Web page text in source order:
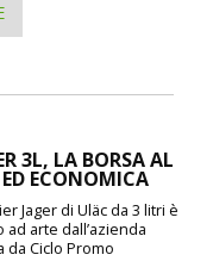
3L, LA BORSA AL
ECONOMICA
Jager di Uläc da 3 litri è
arte dall’azienda
Ciclo Promo